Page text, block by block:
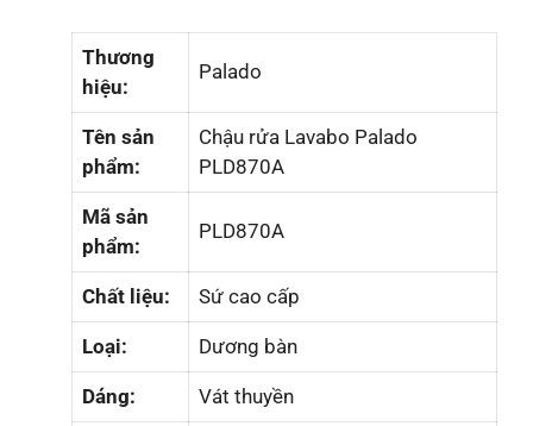
Thương
hiệu:
Palado
Tên sản
phẩm:
Chậu rửa Lavabo Palado
PLD870A
Mã sản
phẩm:
PLD870A
Chất liệu: Sứ cao cấp
Loại: Dương bàn
Dáng: Vát thuyền